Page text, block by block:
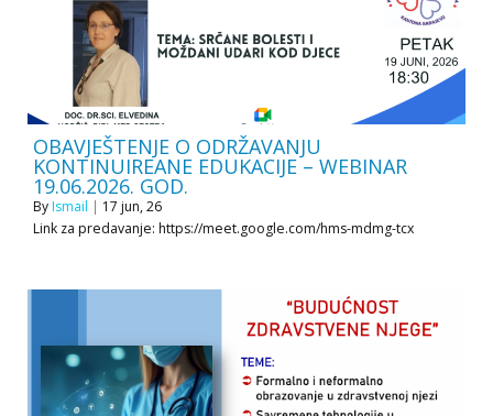
OBAVJEŠTENJE O ODRŽAVANJU
KONTINUIREANE EDUKACIJE – WEBINAR
19.06.2026. GOD.
ByIsmail | 17 jun, 26
Link za predavanje: https://meet.google.com/hms-mdmg-tcx